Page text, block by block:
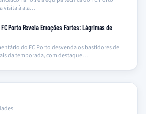
visita à ala…
Porto Revela Emoções Fortes: Lágrimas de
do FC Porto desvenda os bastidores de
da temporada, com destaque…